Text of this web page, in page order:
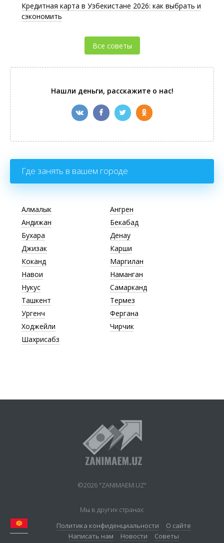
Кредитная карта в Узбекистане 2026: как выбрать и
сэкономить
Все советы
Нашли деньги, расскажите о нас!
Где занять в вашем городе
Алмалык
Ангрен
Андижан
Бекабад
Бухара
Денау
Джизак
Карши
Коканд
Маргилан
Навои
Наманган
Нукус
Самарканд
Ташкент
Термез
Ургенч
Фергана
Ходжейли
Чирчик
Шахрисабз
©2026 "ZANIMAEM.UZ"
Мы в других странах:
Политика конфиденциальности
О сайте
Написать нам
Новости Советы